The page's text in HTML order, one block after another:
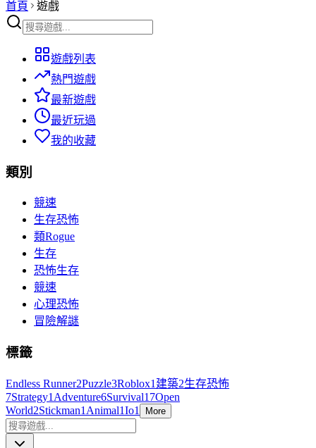
首頁 遊戲
遊戲列表
熱門遊戲
最新遊戲
最近玩過
我的收藏
類別
競速
生存恐怖
類Rogue
生存
恐怖生存
競速
心理恐怖
冒險解謎
標籤
Endless Runner2Puzzle3Roblox1 建築2生存恐怖
7Strategy1 Adventure6Survival17Open
World2Stickman1 Animal1Io1 More